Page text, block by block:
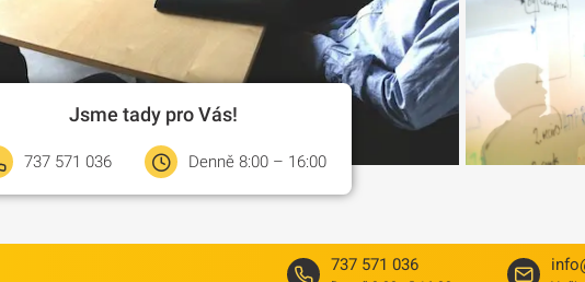
Jsme tady pro Vás!
737 571 036 Denně 8:00 – 16:00
737 571 036